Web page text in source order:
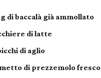
di baccalà già ammollato
di latte
di aglio
di prezzemolo fresco